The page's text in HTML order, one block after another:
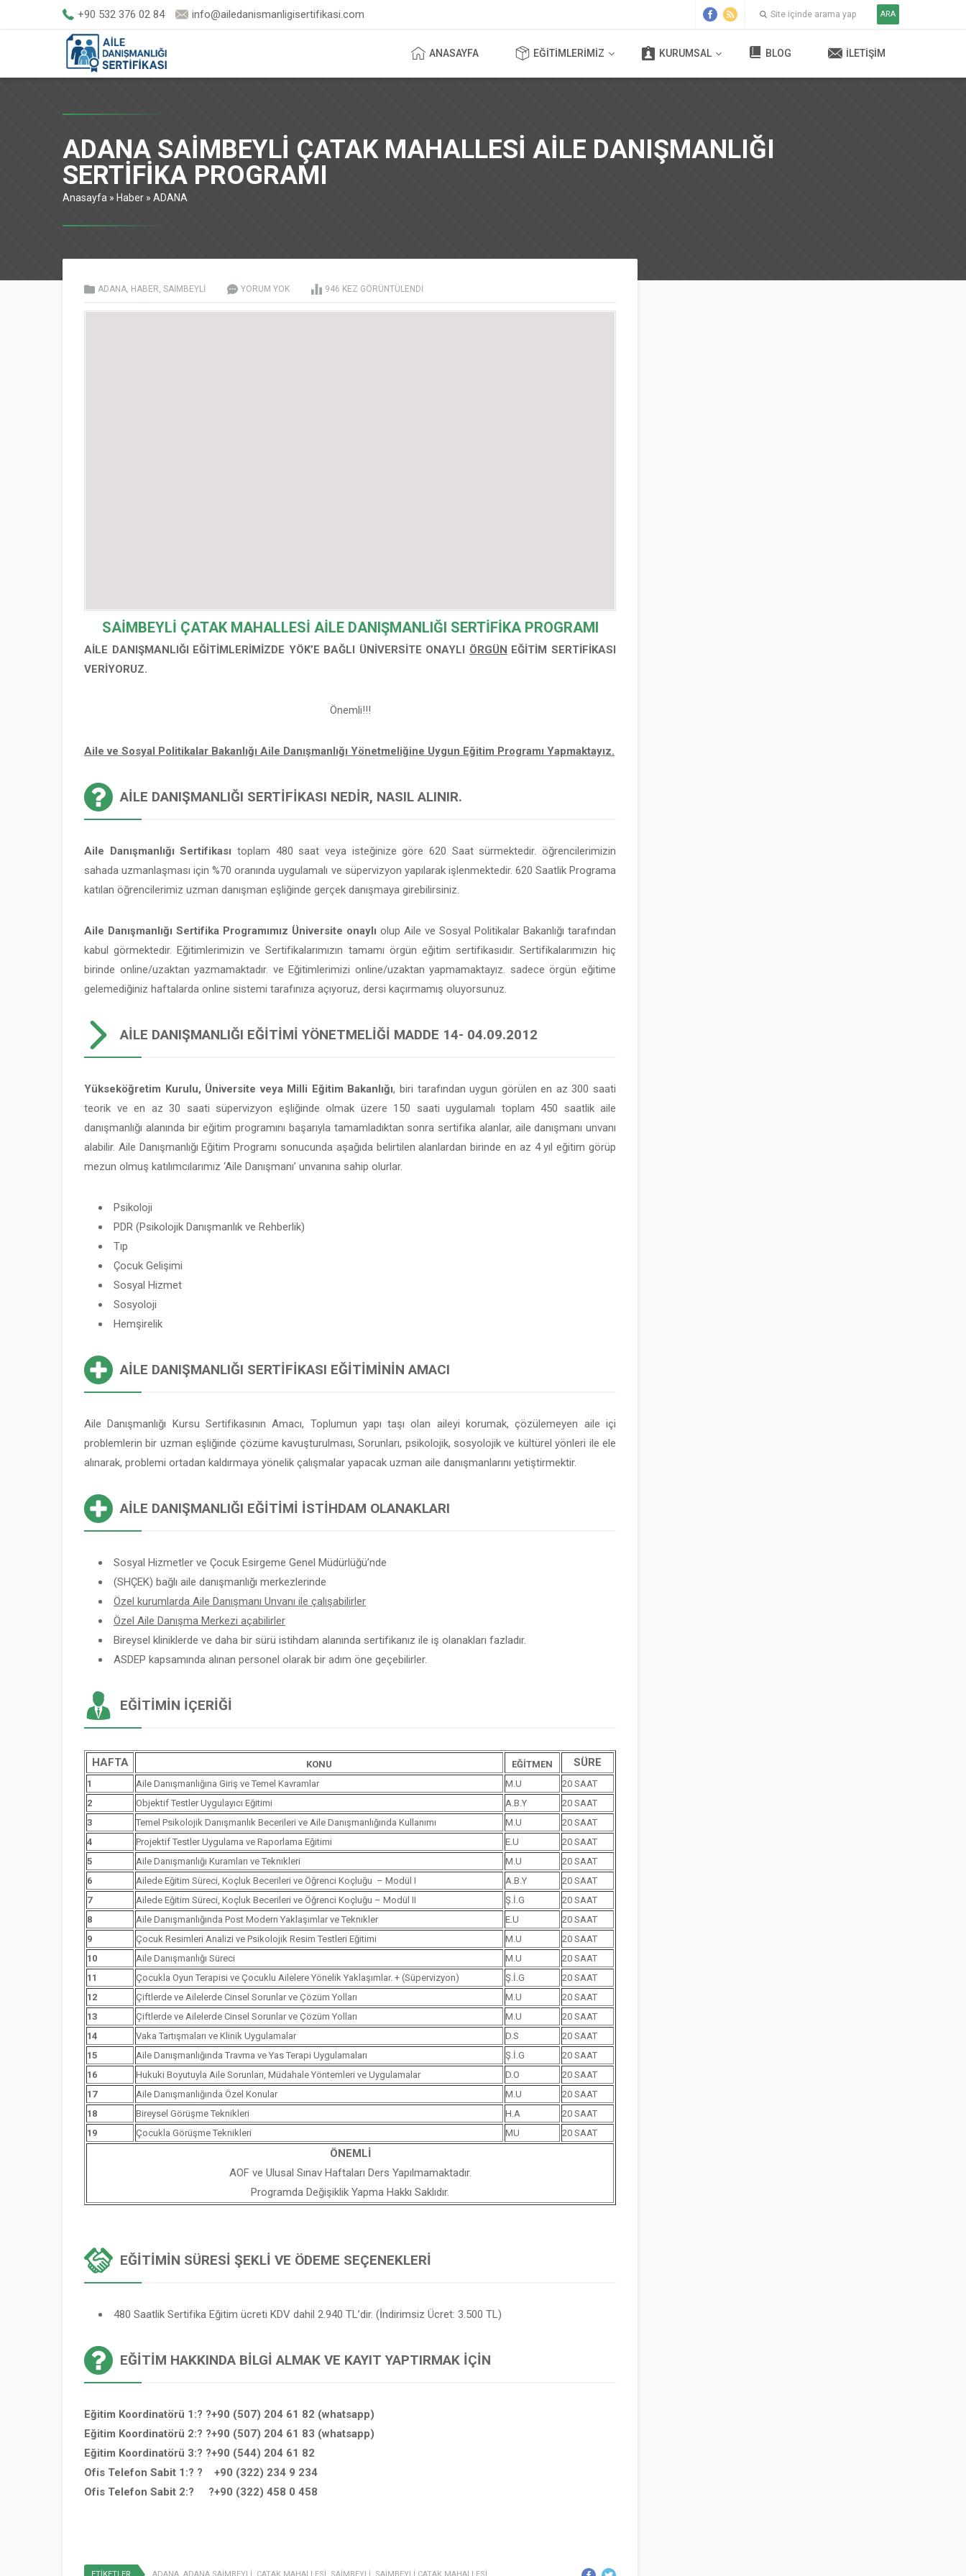
+90 532 376 02 84 info@ailedanismanligisertifikasi.com ARA
ANASAYFA EĞİTİMLERİMİZ KURUMSAL BLOG İLETIŞIM
ADANA SAİMBEYLİ ÇATAK MAHALLESİ AİLE DANIŞMANLIĞI
SERTİFİKA PROGRAMI
Anasayfa » Haber » ADANA
ADANA, HABER, SAİMBEYLİ YORUM YOK 946 KEZ GÖRÜNTÜLENDI
SAİMBEYLİ ÇATAK MAHALLESİ AİLE DANIŞMANLIĞI SERTİFİKA PROGRAMI
AİLE DANIŞMANLIĞI EĞİTİMLERİMİZDE YÖK’E BAĞLI ÜNİVERSİTE ONAYLI ÖRGÜN EĞİTİM SERTİFİKASI
VERİYORUZ.
Önemli!!!
Aile ve Sosyal Politikalar Bakanlığı Aile Danışmanlığı Yönetmeliğine Uygun Eğitim Programı Yapmaktayız.
AILE DANIŞMANLIĞI SERTIFIKASI NEDIR, NASIL ALINIR.
Aile Danışmanlığı Sertifikası toplam 480 saat veya isteğinize göre 620 Saat sürmektedir. öğrencilerimizin
sahada uzmanlaşması için %70 oranında uygulamalı ve süpervizyon yapılarak işlenmektedir. 620 Saatlik Programa
katılan öğrencilerimiz uzman danışman eşliğinde gerçek danışmaya girebilirsiniz.
Aile Danışmanlığı Sertifika Programımız Üniversite onaylı olup Aile ve Sosyal Politikalar Bakanlığı tarafından
kabul görmektedir. Eğitimlerimizin ve Sertifikalarımızın tamamı örgün eğitim sertifikasıdır. Sertifikalarımızın hiç
birinde online/uzaktan yazmamaktadır. ve Eğitimlerimizi online/uzaktan yapmamaktayız. sadece örgün eğitime
gelemediğiniz haftalarda online sistemi tarafınıza açıyoruz, dersi kaçırmamış oluyorsunuz.
AILE DANIŞMANLIĞI EĞITIMI YÖNETMELIĞI MADDE 14- 04.09.2012
Yükseköğretim Kurulu, Üniversite veya Milli Eğitim Bakanlığı, biri tarafından uygun görülen en az 300 saati
teorik ve en az 30 saati süpervizyon eşliğinde olmak üzere 150 saati uygulamalı toplam 450 saatlik aile
danışmanlığı alanında bir eğitim programını başarıyla tamamladıktan sonra sertifika alanlar, aile danışmanı unvanı
alabilir. Aile Danışmanlığı Eğitim Programı sonucunda aşağıda belirtilen alanlardan birinde en az 4 yıl eğitim görüp
mezun olmuş katılımcılarımız ‘Aile Danışmanı’ unvanına sahip olurlar.
Psikoloji
PDR (Psikolojik Danışmanlık ve Rehberlik)
Tıp
Çocuk Gelişimi
Sosyal Hizmet
Sosyoloji
Hemşirelik
AILE DANIŞMANLIĞI SERTIFIKASI EĞITIMININ AMACI
Aile Danışmanlığı Kursu Sertifikasının Amacı, Toplumun yapı taşı olan aileyi korumak, çözülemeyen aile içi
problemlerin bir uzman eşliğinde çözüme kavuşturulması, Sorunları, psikolojik, sosyolojik ve kültürel yönleri ile ele
alınarak, problemi ortadan kaldırmaya yönelik çalışmalar yapacak uzman aile danışmanlarını yetiştirmektir.
AILE DANIŞMANLIĞI EĞITIMI İSTIHDAM OLANAKLARI
Sosyal Hizmetler ve Çocuk Esirgeme Genel Müdürlüğü’nde
(SHÇEK) bağlı aile danışmanlığı merkezlerinde
Özel kurumlarda Aile Danışmanı Unvanı ile çalışabilirler
Özel Aile Danışma Merkezi açabilirler
Bireysel kliniklerde ve daha bir sürü istihdam alanında sertifikanız ile iş olanakları fazladır.
ASDEP kapsamında alınan personel olarak bir adım öne geçebilirler.
EĞITIMIN İÇERIĞI
HAFTA KONU EĞİTMEN SÜRE
1 Aile Danışmanlığına Giriş ve Temel Kavramlar M.U
20 SAAT
2
Objektif Testler Uygulayıcı Eğitimi A.B.Y
20 SAAT
3
Temel Psikolojik Danışmanlık Becerileri ve Aile Danışmanlığında Kullanımı M.U
20 SAAT
4
Projektif Testler Uygulama ve Raporlama Eğitimi E.U
20 SAAT
5
Aile Danışmanlığı Kuramları ve Teknıkleri M.U
20 SAAT
6
Ailede Eğitim Süreci, Koçluk Becerileri ve Öğrenci Koçluğu – Modül I A.B.Y
20 SAAT
7
Ailede Eğitim Süreci, Koçluk Becerileri ve Öğrenci Koçluğu – Modül II Ş.İ.G
20 SAAT
8
Aile Danışmanlığında Post Modern Yaklaşımlar ve Teknıkler E.U
20 SAAT
9
Çocuk Resimleri Analizi ve Psikolojik Resim Testleri Eğitimi M.U
20 SAAT
10
Aile Danışmanlığı Süreci M.U
20 SAAT
11
Çocukla Oyun Terapisi ve Çocuklu Ailelere Yönelik Yaklaşımlar. + (Süpervizyon) Ş.İ.G
20 SAAT
12
Çiftlerde ve Ailelerde Cinsel Sorunlar ve Çözüm Yolları M.U
20 SAAT
13
Çiftlerde ve Ailelerde Cinsel Sorunlar ve Çözüm Yolları M.U
20 SAAT
14
Vaka Tartışmaları ve Klinik Uygulamalar D.S
20 SAAT
15
Aile Danışmanlığında Travma ve Yas Terapi Uygulamaları Ş.İ.G
20 SAAT
16
Hukuki Boyutuyla Aile Sorunları, Müdahale Yöntemleri ve Uygulamalar D.O
20 SAAT
17
Aile Danışmanlığında Özel Konular M.U
20 SAAT
18
Bireysel Görüşme Teknikleri H.A
20 SAAT
19
Çocukla Görüşme Teknikleri MU 20 SAAT
ÖNEMLİ
AOF ve Ulusal Sınav Haftaları Ders Yapılmamaktadır.
Programda Değişiklik Yapma Hakkı Saklıdır.
EĞITIMIN SÜRESI ŞEKLI VE ÖDEME SEÇENEKLERI
480 Saatlik Sertifika Eğitim ücreti KDV dahil 2.940 TL’dir. (İndirimsiz Ücret: 3.500 TL)
EĞITIM HAKKINDA BILGI ALMAK VE KAYIT YAPTIRMAK İÇIN
Eğitim Koordinatörü 1:? ?+90 (507) 204 61 82 (whatsapp)
Eğitim Koordinatörü 2:? ?+90 (507) 204 61 83 (whatsapp)
Eğitim Koordinatörü 3:? ?+90 (544) 204 61 82
Ofis Telefon Sabit 1:? ? +90 (322) 234 9 234
Ofis Telefon Sabit 2:? ?+90 (322) 458 0 458